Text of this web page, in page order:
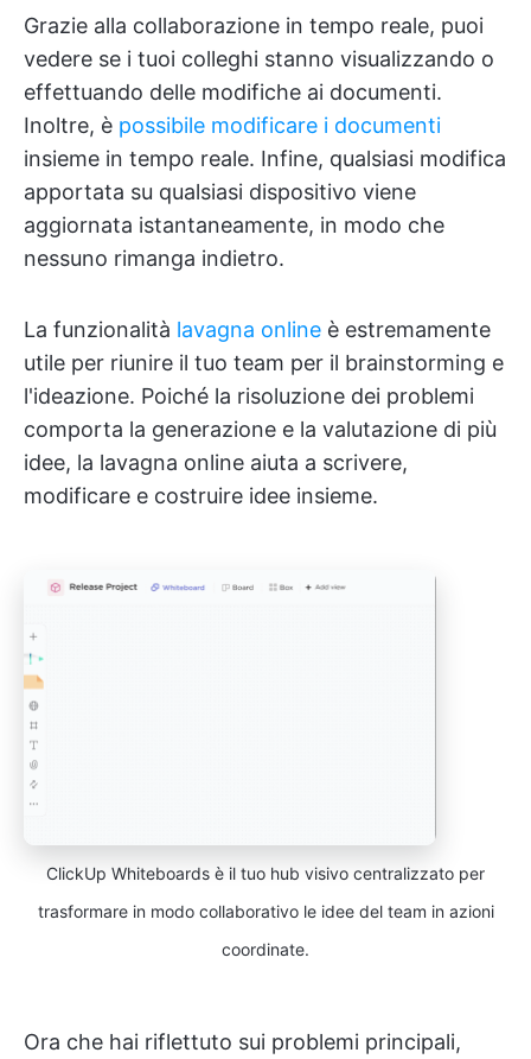
Grazie alla collaborazione in tempo reale, puoi
vedere se i tuoi colleghi stanno visualizzando o
effettuando delle modifiche ai documenti.
Inoltre, è possibile modificare i documenti
insieme in tempo reale. Infine, qualsiasi modifica
apportata su qualsiasi dispositivo viene
aggiornata istantaneamente, in modo che
nessuno rimanga indietro.
La funzionalità lavagna online è estremamente
utile per riunire il tuo team per il brainstorming e
l'ideazione. Poiché la risoluzione dei problemi
comporta la generazione e la valutazione di più
idee, la lavagna online aiuta a scrivere,
modificare e costruire idee insieme.
ClickUp Whiteboards è il tuo hub visivo centralizzato per
trasformare in modo collaborativo le idee del team in azioni
coordinate.
Ora che hai riflettuto sui problemi principali,